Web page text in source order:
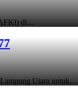
di…
Lampung Utara untuk…